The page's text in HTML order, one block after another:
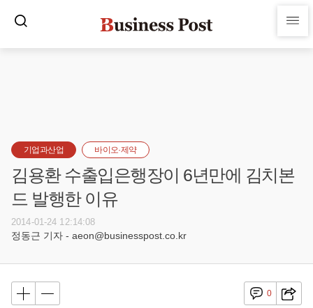
기업과산업 바이오·제약
김용환 수출입은행장이 6년만에 김치본
드 발행한 이유
2014-01-24 12:14:08
정동근 기자 - aeon@businesspost.co.kr
0